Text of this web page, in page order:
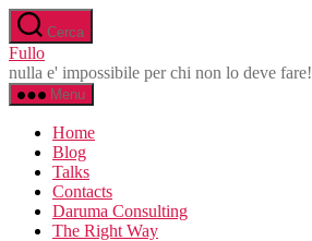
Salta
al
contenuto
Cerca
Fullo
nulla e' impossibile per chi non lo deve fare!
Menu
Home
Blog
Talks
Contacts
Daruma Consulting
The Right Way